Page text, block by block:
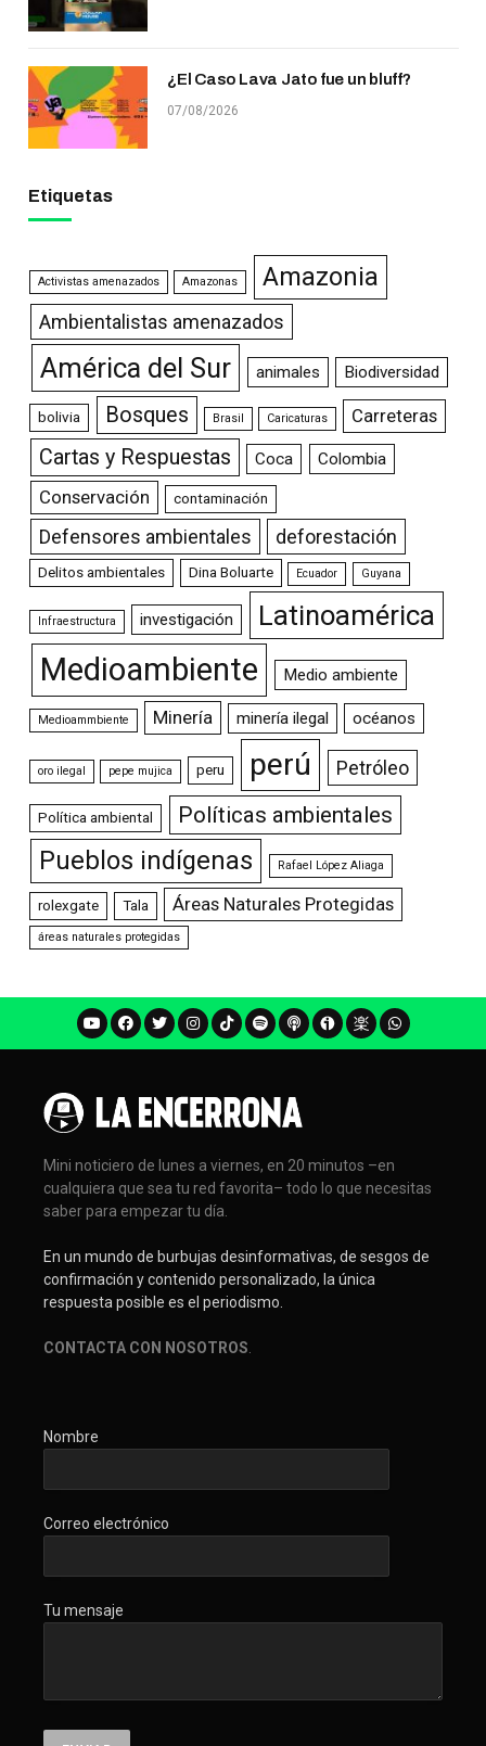
¿El Caso Lava Jato fue un bluff?
07/08/2026
Etiquetas
Activistas amenazados Amazonas Amazonia
Ambientalistas amenazados
América del Sur animales Biodiversidad
bolivia Bosques Brasil Caricaturas Carreteras
Cartas y Respuestas Coca Colombia
Conservación contaminación
Defensores ambientales deforestación
Delitos ambientales Dina Boluarte Ecuador Guyana
Infraestructura investigación Latinoamérica
Medioambiente Medio ambiente
Medioammbiente Minería minería ilegal océanos
oro ilegal pepe mujica peru perú Petróleo
Política ambiental Políticas ambientales
Pueblos indígenas Rafael López Aliaga
rolexgate Tala Áreas Naturales Protegidas
áreas naturales protegidas
Mini noticiero de lunes a viernes, en 20 minutos –en
cualquiera que sea tu red favorita– todo lo que necesitas
saber para empezar tu día.
En un mundo de burbujas desinformativas, de sesgos de
confirmación y contenido personalizado, la única
respuesta posible es el periodismo.
CONTACTA CON NOSOTROS
Nombre
Correo electrónico
Tu mensaje